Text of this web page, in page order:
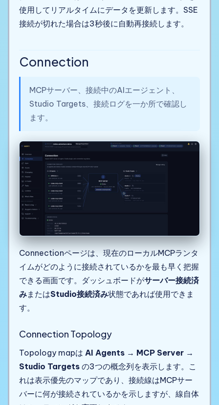
使用してリアルタイムにデータを更新します。SSE
接続が切れた場合は3秒後に自動再接続します。
Connection
MCPサーバー、接続中のAIエージェント、
Studio Targets、接続ログを一か所で確認し
ます。
Connectionページは、現在のローカルMCPランタ
イムがどのように接続されているかを最も早く把握
できる画面です。ダッシュボードがサーバー接続済
みまたはStudio接続済み状態であれば使用できま
す。
Connection Topology
Topology mapは AI Agents → MCP Server →
Studio Targets の3つの概念列を表示します。こ
れは表示優先のマップであり、接続線はMCPサー
バーに何が接続されているかを示しますが、線自体